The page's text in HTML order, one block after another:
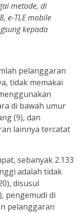
metode, di
e-TLE mobile
kepada
pelanggaran
tidak memakai
di bawah umur
(9), dan
lainnya tercatat
sebanyak 2.133
adalah tidak
disusul
pengemudi di
pelanggaran